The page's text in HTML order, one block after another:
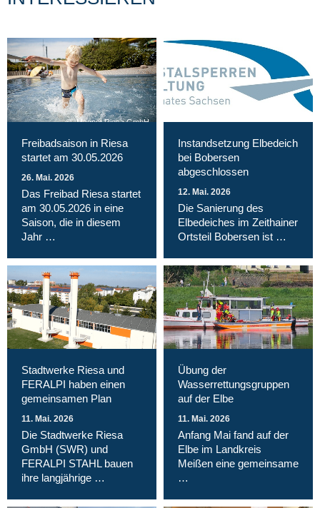
Magnet Riesa GmbH
Freibadsaison in Riesa
startet am 30.05.2026
26. Mai. 2026
Das Freibad Riesa startet
am 30.05.2026 in eine
Saison, die in diesem
Jahr …
Instandsetzung Elbedeich
bei Bobersen
abgeschlossen
12. Mai. 2026
Die Sanierung des
Elbedeiches im Zeithainer
Ortsteil Bobersen ist …
Stadtwerke Riesa und
FERALPI haben einen
gemeinsamen Plan
11. Mai. 2026
Die Stadtwerke Riesa
GmbH (SWR) und
FERALPI STAHL bauen
ihre langjährige …
Übung der
Wasserrettungsgruppen
auf der Elbe
11. Mai. 2026
Anfang Mai fand auf der
Elbe im Landkreis
Meißen eine gemeinsame
…